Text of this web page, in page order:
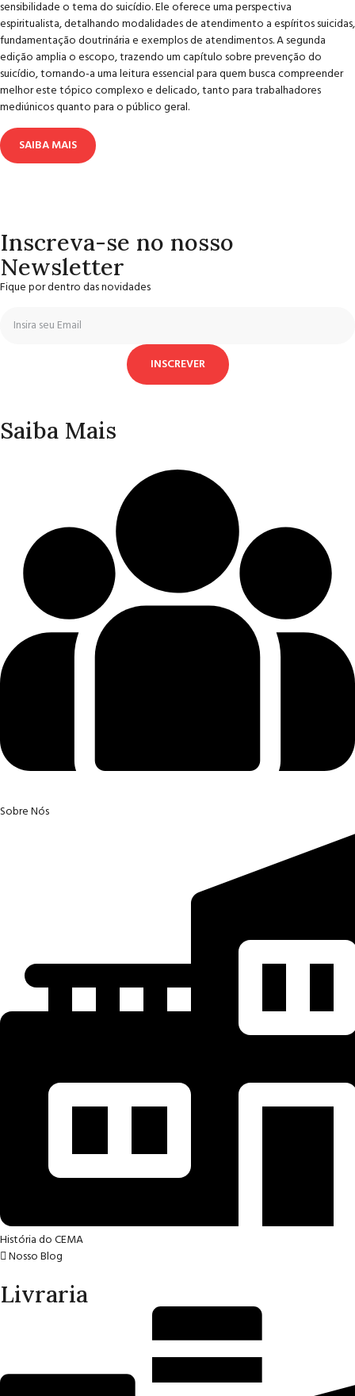
sensibilidade o tema do suicídio. Ele oferece uma perspectiva
espiritualista, detalhando modalidades de atendimento a espíritos suicidas,
fundamentação doutrinária e exemplos de atendimentos. A segunda
edição amplia o escopo, trazendo um capítulo sobre prevenção do
suicídio, tornando-a uma leitura essencial para quem busca compreender
melhor este tópico complexo e delicado, tanto para trabalhadores
mediúnicos quanto para o público geral.
SAIBA MAIS
Inscreva-se no nosso
Newsletter
Fique por dentro das novidades
INSCREVER
Saiba Mais
Sobre Nós
História do CEMA
Nosso Blog
Livraria